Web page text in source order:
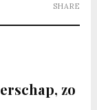
SHARE
zo